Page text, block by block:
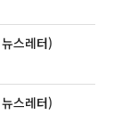
스레터)
스레터)